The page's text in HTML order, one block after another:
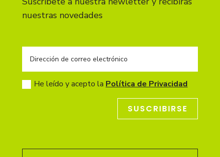
nuestras novedades
He leído y acepto la Política de Privacidad
SUSCRIBIRSE